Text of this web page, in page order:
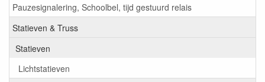
Pauzesignalering, Schoolbel, tijd gestuurd relais
Statieven & Truss
Statieven
Lichtstatieven